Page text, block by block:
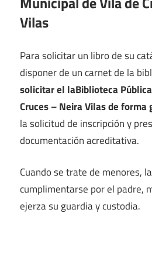
Vilas
Para solicitar un libro de su
disponer de un carnet de la
solicitar el laBiblioteca
Cruces – Neira Vilas de forma
la solicitud de inscripción y
documentación acreditativa.
Cuando se trate de menores,
cumplimentarse por el padre,
ejerza su guardia y custodia.